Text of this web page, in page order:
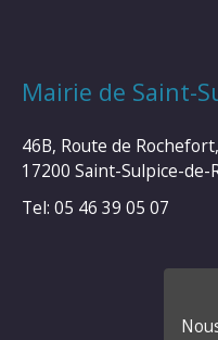
Mairie de Saint-
46B, Route de Rochefort,
17200 Saint-Sulpice-de-
Tel: 05 46 39 05 07